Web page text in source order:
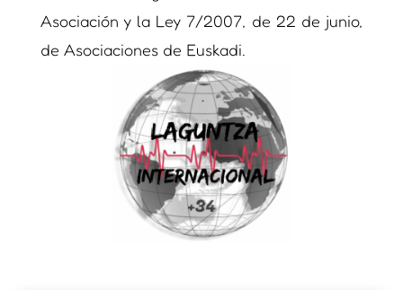
Asociación y la Ley 7/2007, de 22 de junio,
de Asociaciones de Euskadi.